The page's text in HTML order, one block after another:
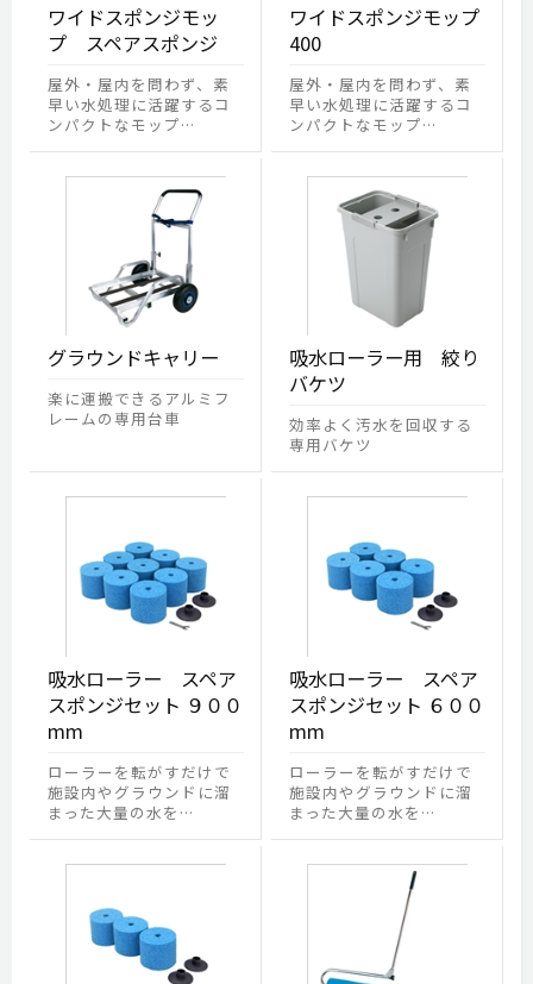
ワイドスポンジモッ
プ スペアスポンジ
屋外・屋内を問わず、素
早い水処理に活躍するコ
ンパクトなモップ…
ワイドスポンジモップ
400
屋外・屋内を問わず、素
早い水処理に活躍するコ
ンパクトなモップ…
グラウンドキャリー
楽に運搬できるアルミフ
レームの専用台車
吸水ローラー用 絞り
バケツ
効率よく汚水を回収する
専用バケツ
吸水ローラー スペア
スポンジセット ９００
mm
ローラーを転がすだけで
施設内やグラウンドに溜
まった大量の水を…
吸水ローラー スペア
スポンジセット ６００
mm
ローラーを転がすだけで
施設内やグラウンドに溜
まった大量の水を…